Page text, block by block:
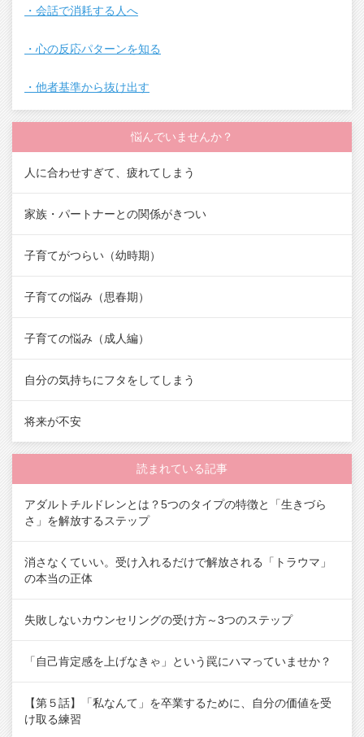
・会話で消耗する人へ
・心の反応パターンを知る
・他者基準から抜け出す
悩んでいませんか？
人に合わせすぎて、疲れてしまう
家族・パートナーとの関係がきつい
子育てがつらい（幼時期）
子育ての悩み（思春期）
子育ての悩み（成人編）
自分の気持ちにフタをしてしまう
将来が不安
読まれている記事
アダルトチルドレンとは？5つのタイプの特徴と「生きづら
さ」を解放するステップ
消さなくていい。受け入れるだけで解放される「トラウマ」
の本当の正体
失敗しないカウンセリングの受け方～3つのステップ
「自己肯定感を上げなきゃ」という罠にハマっていませか？
【第５話】「私なんて」を卒業するために、自分の価値を受
け取る練習